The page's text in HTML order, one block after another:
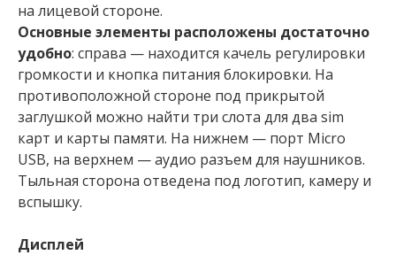
на лицевой стороне.
Основные элементы расположены достаточно
удобно: справа — находится качель регулировки
громкости и кнопка питания блокировки. На
противоположной стороне под прикрытой
заглушкой можно найти три слота для два sim
карт и карты памяти. На нижнем — порт Micro
USB, на верхнем — аудио разъем для наушников.
Тыльная сторона отведена под логотип, камеру и
вспышку.
Дисплей